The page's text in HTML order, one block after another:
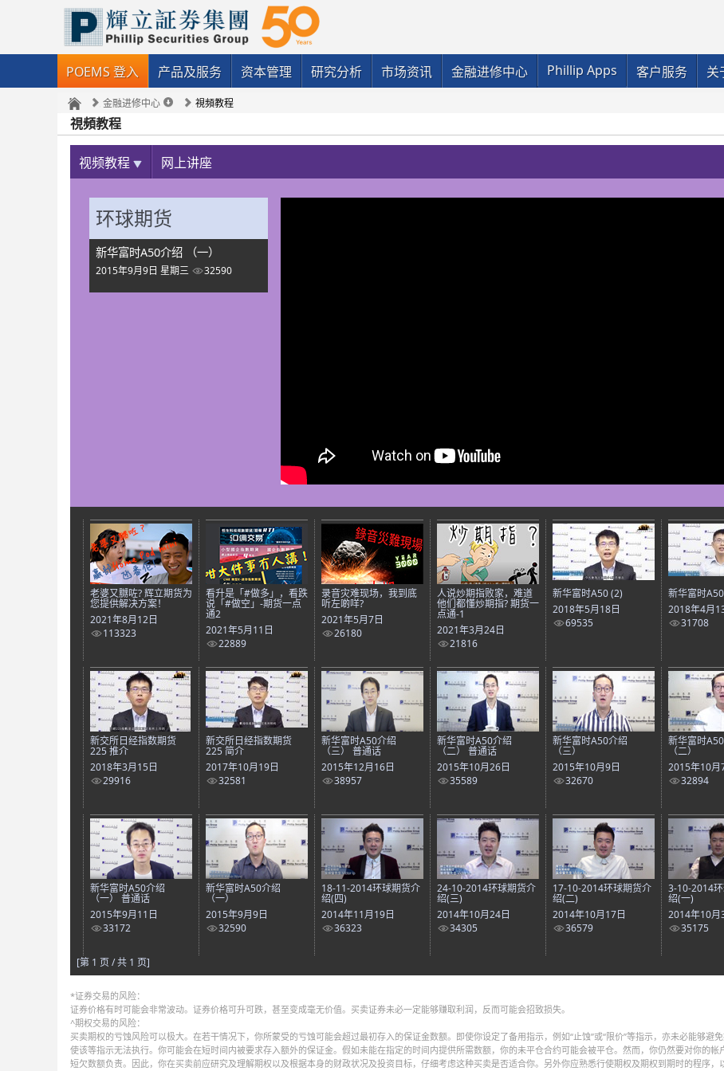
POEMS 登入 产品及服务 资本管理 研究分析 市场资讯 金融进修中心 Phillip Apps 客户服务 关
金融进修中心 視頻教程
視頻教程
视频教程 网上讲座
环球期货
新华富时A50介绍 （一）
2015年9月9日 星期三 32590
老婆又嬲咗? 辉立期货为
您提供解决方案！
2021年8月12日
113323
看升是「#做多」，看跌
说「#做空」-期货一点
通2
2021年5月11日
22889
录音灾难现场，我到底
听左啲咩?
2021年5月7日
26180
人说炒期指败家，难道
他们都懂炒期指? 期货一
点通-1
2021年3月24日
21816
新华富时A50 (2)
2018年5月18日
69535
新华富时
2018年4月
31708
新交所日经指数期货
225 推介
2018年3月15日
29916
新交所日经指数期货
225 简介
2017年10月19日
32581
新华富时A50介绍
（三） 普通话
2015年12月16日
38957
新华富时A50介绍
（二） 普通话
2015年10月26日
35589
新华富时A50介绍
（三）
2015年10月9日
32670
新华富时
（二）
2015年10月
32894
新华富时A50介绍
（一） 普通话
2015年9月11日
33172
新华富时A50介绍
（一）
2015年9月9日
32590
18-11-2014环球期货介
绍(四)
2014年11月19日
36323
24-10-2014环球期货介
绍(三)
2014年10月24日
34305
17-10-2014环球期货介
绍(二)
2014年10月17日
36579
3-10-2014
绍(一)
2014年10月
35175
[第 1 页 / 共 1 页]
*证券交易的风险：
证券价格有时可能会非常波动。证券价格可升可跌，甚至变成毫无价值。买卖证券未必一定能够赚取利润，反而可能会招致损失。
^期权交易的风险：
买卖期权的亏蚀风险可以极大。在若干情况下，你所蒙受的亏蚀可能会超过最初存入的保证金数额。即使你设定了备用指示，例如“止蚀”或“限价”等指示，亦未必能够避
使该等指示无法执行。你可能会在短时间内被要求存入额外的保证金。假如未能在指定的时间内提供所需数额，你的未平仓合约可能会被平仓。然而，你仍然要对你的帐
短欠数额负责。因此，你在买卖前应研究及理解期权以及根据本身的财政状况及投资目标，仔细考虑这种买卖是否适合你。另外你应熟悉行使期权及期权到期时的程序，